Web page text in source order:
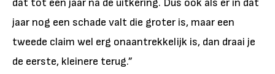
dat tot een jaar na de uitkering. Dus ook als er in dat
jaar nog een schade valt die groter is, maar een
tweede claim wel erg onaantrekkelijk is, dan draai je
de eerste, kleinere terug.”